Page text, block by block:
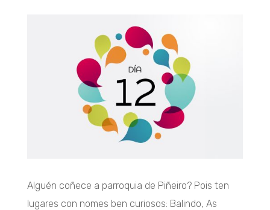
Alguén coñece a parroquia de Piñeiro? Pois ten
lugares con nomes ben curiosos: Balindo, As